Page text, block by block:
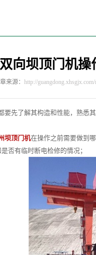
向坝顶门机
来源： http://
先了解其构造和性能，熟悉其
坝顶门机在操作之前需要做到哪
有临时断电检修的情况；